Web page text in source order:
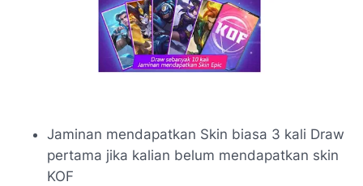
Jaminan mendapatkan Skin biasa 3 kali Draw
pertama jika kalian belum mendapatkan skin
KOF